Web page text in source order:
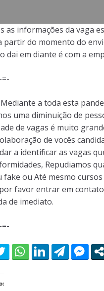
as informações da vaga
partir do momento do
dai em diante é com a
Mediante a toda esta
uma diminuição de
de vagas é muito
de vocês
a identificar as vagas
Repudiamos
fake ou Até mesmo cursos
favor entrar em
de imediato.